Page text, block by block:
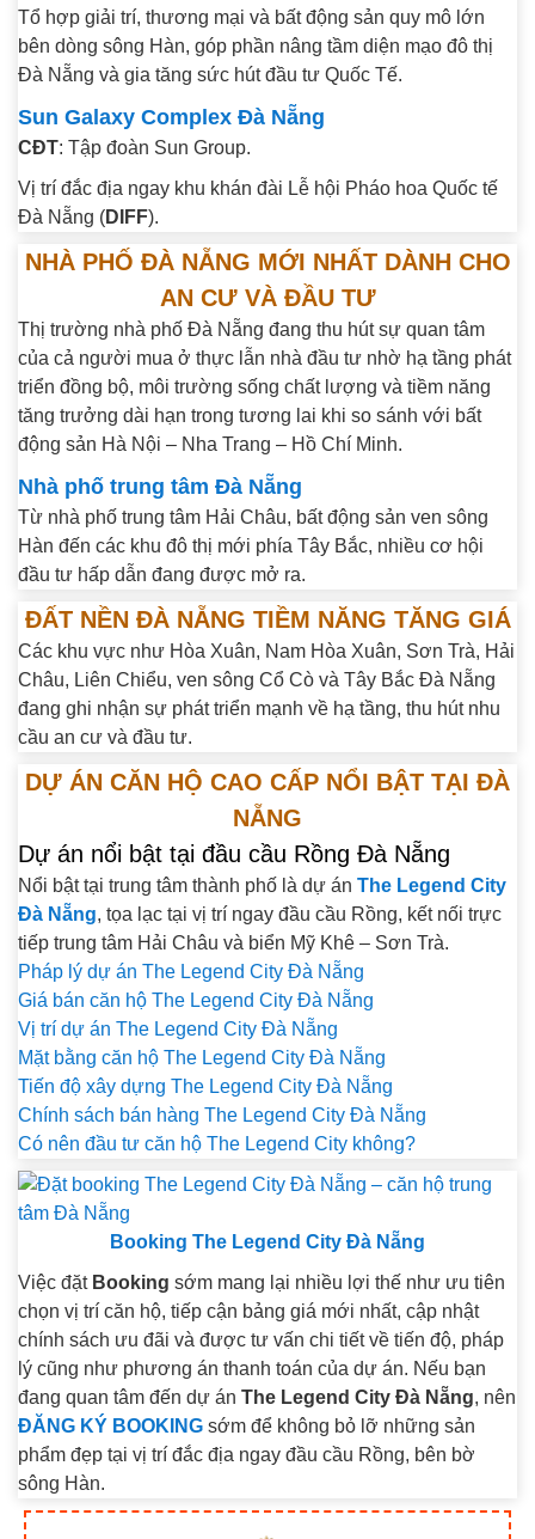
Tổ hợp giải trí, thương mại và bất động sản quy mô lớn
bên dòng sông Hàn, góp phần nâng tầm diện mạo đô thị
Đà Nẵng và gia tăng sức hút đầu tư Quốc Tế.
Sun Galaxy Complex Đà Nẵng
CĐT: Tập đoàn Sun Group.
Vị trí đắc địa ngay khu khán đài Lễ hội Pháo hoa Quốc tế
Đà Nẵng (DIFF).
NHÀ PHỐ ĐÀ NẴNG MỚI NHẤT DÀNH CHO
AN CƯ VÀ ĐẦU TƯ
Thị trường nhà phố Đà Nẵng đang thu hút sự quan tâm
của cả người mua ở thực lẫn nhà đầu tư nhờ hạ tầng phát
triển đồng bộ, môi trường sống chất lượng và tiềm năng
tăng trưởng dài hạn trong tương lai khi so sánh với bất
động sản Hà Nội – Nha Trang – Hồ Chí Minh.
Nhà phố trung tâm Đà Nẵng
Từ nhà phố trung tâm Hải Châu, bất động sản ven sông
Hàn đến các khu đô thị mới phía Tây Bắc, nhiều cơ hội
đầu tư hấp dẫn đang được mở ra.
ĐẤT NỀN ĐÀ NẴNG TIỀM NĂNG TĂNG GIÁ
Các khu vực như Hòa Xuân, Nam Hòa Xuân, Sơn Trà, Hải
Châu, Liên Chiểu, ven sông Cổ Cò và Tây Bắc Đà Nẵng
đang ghi nhận sự phát triển mạnh về hạ tầng, thu hút nhu
cầu an cư và đầu tư.
DỰ ÁN CĂN HỘ CAO CẤP NỔI BẬT TẠI ĐÀ
NẴNG
Dự án nổi bật tại đầu cầu Rồng Đà Nẵng
Nổi bật tại trung tâm thành phố là dự án The Legend City
Đà Nẵng, tọa lạc tại vị trí ngay đầu cầu Rồng, kết nối trực
tiếp trung tâm Hải Châu và biển Mỹ Khê – Sơn Trà.
Pháp lý dự án The Legend City Đà Nẵng
Giá bán căn hộ The Legend City Đà Nẵng
Vị trí dự án The Legend City Đà Nẵng
Mặt bằng căn hộ The Legend City Đà Nẵng
Tiến độ xây dựng The Legend City Đà Nẵng
Chính sách bán hàng The Legend City Đà Nẵng
Có nên đầu tư căn hộ The Legend City không?
Booking The Legend City Đà Nẵng
Việc đặt Booking sớm mang lại nhiều lợi thế như ưu tiên
chọn vị trí căn hộ, tiếp cận bảng giá mới nhất, cập nhật
chính sách ưu đãi và được tư vấn chi tiết về tiến độ, pháp
lý cũng như phương án thanh toán của dự án. Nếu bạn
đang quan tâm đến dự án The Legend City Đà Nẵng, nên
ĐĂNG KÝ BOOKING sớm để không bỏ lỡ những sản
phẩm đẹp tại vị trí đắc địa ngay đầu cầu Rồng, bên bờ
sông Hàn.